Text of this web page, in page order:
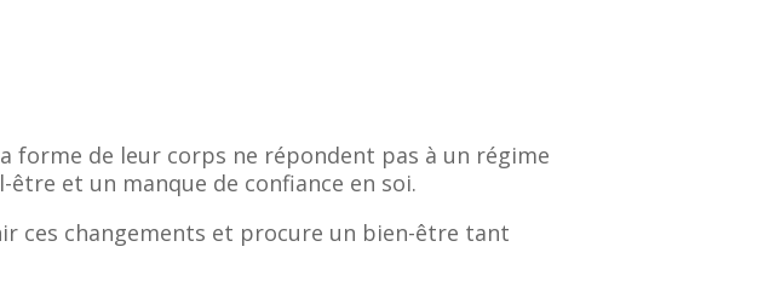
forme de leur corps ne répondent pas à un régime
et un manque de confiance en soi.
ces changements et procure un bien-être tant